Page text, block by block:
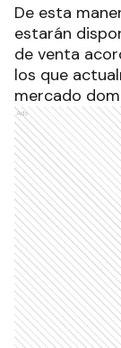
De esta
estarán
de venta
los que
mercado
Ads